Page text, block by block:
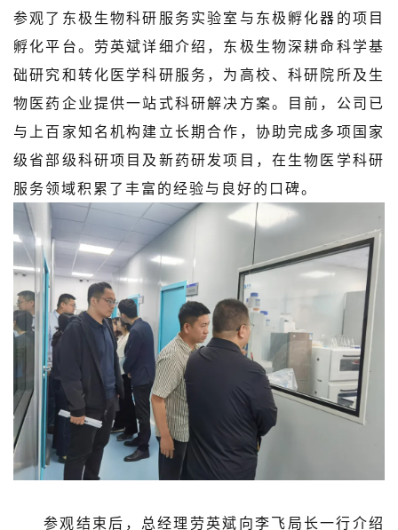
参观了东极生物科研服务实验室与东极孵化器的项目
孵化平台。劳英斌详细介绍，东极生物深耕命科学基
础研究和转化医学科研服务，为高校、科研院所及生
物医药企业提供一站式科研解决方案。目前，公司已
与上百家知名机构建立长期合作，协助完成多项国家
级省部级科研项目及新药研发项目，在生物医学科研
服务领域积累了丰富的经验与良好的口碑。
参观结束后，总经理劳英斌向李飞局长一行介绍